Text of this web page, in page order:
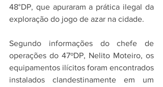
48°DP, que apuraram a prática ilegal da
exploração do jogo de azar na cidade.
Segundo informações do chefe de
operações do 47ºDP, Nelito Moteiro, os
equipamentos ilícitos foram encontrados
instalados clandestinamente em um